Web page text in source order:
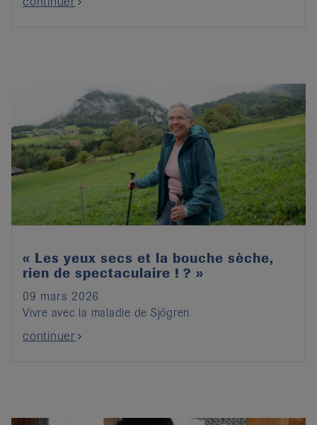
« Les yeux secs et la bouche sèche,
rien de spectaculaire ! ? »
09 mars 2026
Vivre avec la maladie de Sjögren
continuer